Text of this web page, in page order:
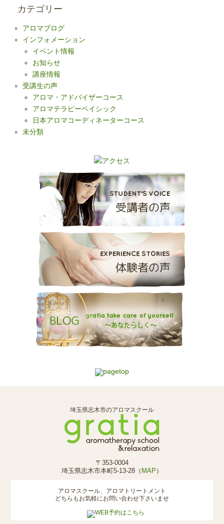
カテゴリー
アロマブログ
インフォメーション
イベント情報
お知らせ
講座情報
受講生の声
アロマ・アドバイザーコース
アロマテラピーベイシック
日本アロマコーディネーターコース
未分類
埼玉県志木市のアロマスクール
〒353-0004
埼玉県志木市本町5-13-28（ MAP ）
アロマスクール、アロマトリートメント
どちらもお気軽にお問い合わせ下さいませ